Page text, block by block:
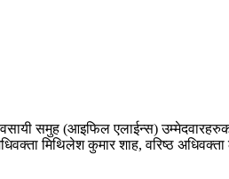
समुह (आइफिल एलाईन्स)
मिथिलेश कुमार शाह, वरिष्ठ